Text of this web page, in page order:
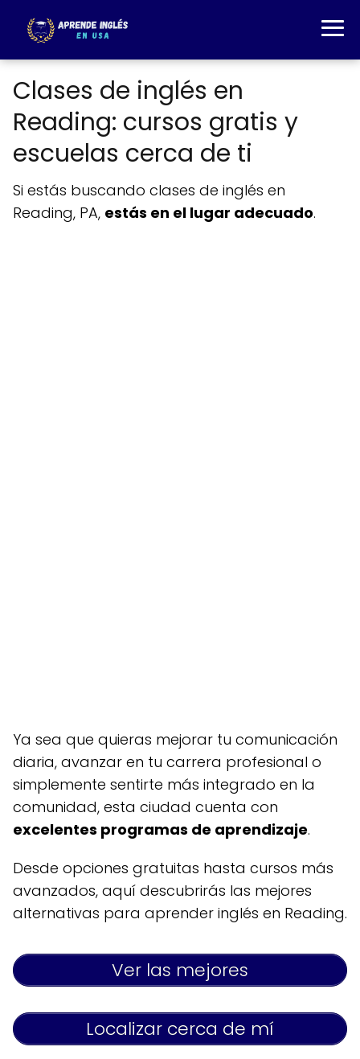
Clases de inglés en
Reading: cursos gratis y
escuelas cerca de ti
Si estás buscando clases de inglés en
Reading, PA, estás en el lugar adecuado.
Ya sea que quieras mejorar tu comunicación
diaria, avanzar en tu carrera profesional o
simplemente sentirte más integrado en la
comunidad, esta ciudad cuenta con
excelentes programas de aprendizaje.
Desde opciones gratuitas hasta cursos más
avanzados, aquí descubrirás las mejores
alternativas para aprender inglés en Reading.
Ver las mejores
Localizar cerca de mí